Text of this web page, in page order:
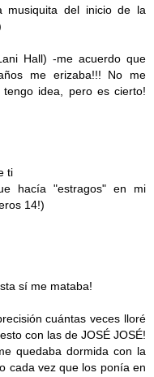
del inicio de la
Hall) -me acuerdo que
me erizaba!!! No me
idea, pero es cierto!
ti
hacía "estragos" en mi
14!)
sí me mataba!
cuántas veces lloré
con las de JOSÉ JOSÉ!
quedaba dormida con la
cada vez que los ponía en